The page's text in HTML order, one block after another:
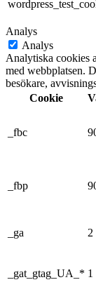
Analys
Analys
Analytiska cookies
med webbplatsen.
besökare,
Cookie
_fbc
_fbp
_ga 2
_gat_gtag_UA_* 1